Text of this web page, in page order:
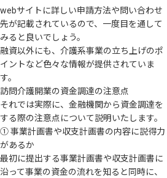
webサイトに詳しい申請方法や問い合わせ
先が記載されているので、一度目を通して
みると良いでしょう。
融資以外にも、介護系事業の立ち上げのポ
イントなど色々な情報が提供されていま
す。
訪問介護開業の資金調達の注意点
それでは実際に、金融機関から資金調達を
する際の注意点について説明いたします。
① 事業計画書や収支計画書の内容に説得力
があるか
最初に提出する事業計画書や収支計画書に
沿って事業の資金の流れを知ると同時に、